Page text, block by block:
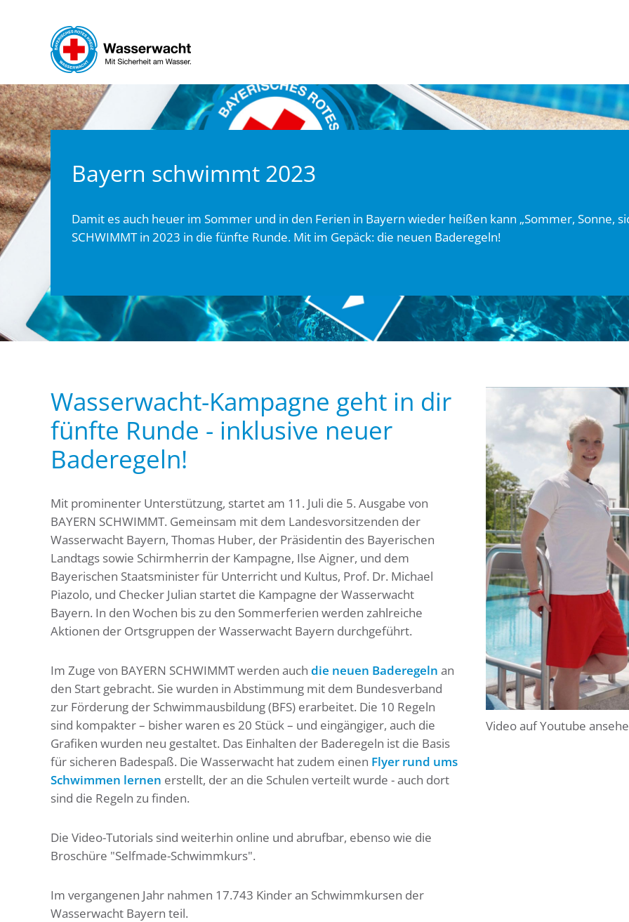
Zum Hauptinhalt springen
Bayern schwimmt 2023
Damit es auch heuer im Sommer und in den Ferien in Bayern wieder heißen kann „Sommer, Sonne,
SCHWIMMT in 2023 in die fünfte Runde. Mit im Gepäck: die neuen Baderegeln!
Wasserwacht-Kampagne geht in dir
fünfte Runde - inklusive neuer
Baderegeln!
Mit prominenter Unterstützung, startet am 11. Juli die 5. Ausgabe von
BAYERN SCHWIMMT. Gemeinsam mit dem Landesvorsitzenden der
Wasserwacht Bayern, Thomas Huber, der Präsidentin des Bayerischen
Landtags sowie Schirmherrin der Kampagne, Ilse Aigner, und dem
Bayerischen Staatsminister für Unterricht und Kultus, Prof. Dr. Michael
Piazolo, und Checker Julian startet die Kampagne der Wasserwacht
Bayern. In den Wochen bis zu den Sommerferien werden zahlreiche
Aktionen der Ortsgruppen der Wasserwacht Bayern durchgeführt.
Im Zuge von BAYERN SCHWIMMT werden auch die neuen Baderegeln an
den Start gebracht. Sie wurden in Abstimmung mit dem Bundesverband
zur Förderung der Schwimmausbildung (BFS) erarbeitet. Die 10 Regeln
sind kompakter – bisher waren es 20 Stück – und eingängiger, auch die
Grafiken wurden neu gestaltet. Das Einhalten der Baderegeln ist die Basis
für sicheren Badespaß. Die Wasserwacht hat zudem einen Flyer rund ums
Schwimmen lernen erstellt, der an die Schulen verteilt wurde - auch dort
sind die Regeln zu finden.
Die Video-Tutorials sind weiterhin online und abrufbar, ebenso wie die
Broschüre "Selfmade-Schwimmkurs".
Im vergangenen Jahr nahmen 17.743 Kinder an Schwimmkursen der
Wasserwacht Bayern teil.
Video auf Youtube